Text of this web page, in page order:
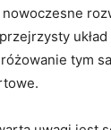
nowoczesne
tym